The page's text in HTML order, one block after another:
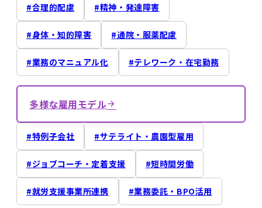
合理的配慮 精神・発達障害
身体・知的障害 通院・服薬配慮
業務のマニュアル化 テレワーク・在宅勤務
多様な雇用モデル
特例子会社 サテライト・農園型雇用
ジョブコーチ・定着支援 短時間労働
就労支援事業所連携 業務委託・BPO活用